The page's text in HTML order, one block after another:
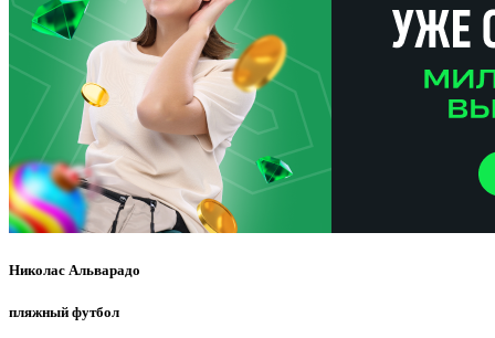
Николас Альварадо
пляжный футбол